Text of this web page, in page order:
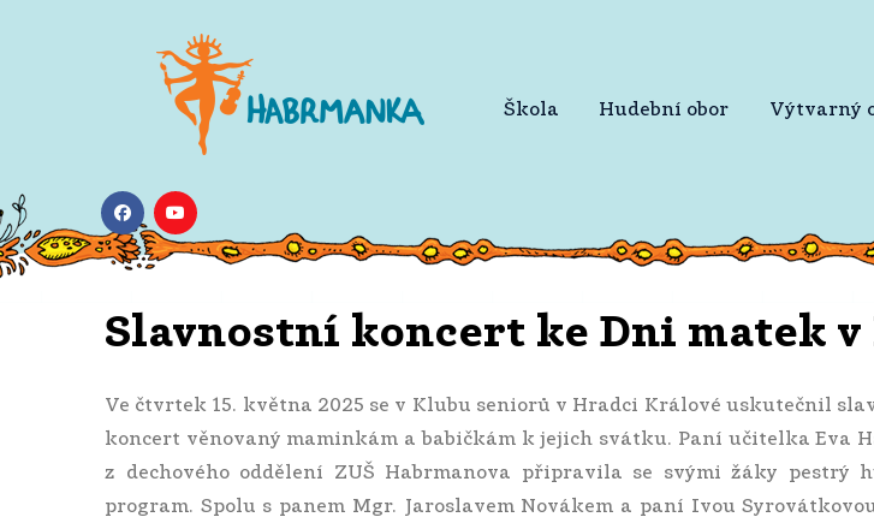
Škola Hudební obor Výtvarný
Slavnostní koncert ke Dni matek
Ve čtvrtek 15. května 2025 se v Klubu seniorů v Hradci Králové uskutečnil
koncert věnovaný maminkám a babičkám k jejich svátku. Paní učitelka Eva
z dechového oddělení ZUŠ Habrmanova připravila se svými žáky pestrý
program. Spolu s panem Mgr. Jaroslavem Novákem a paní Ivou